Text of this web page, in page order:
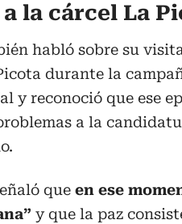
la cárcel La
habló sobre su
durante la
y reconoció que ese
a la
que en ese
y que la paz